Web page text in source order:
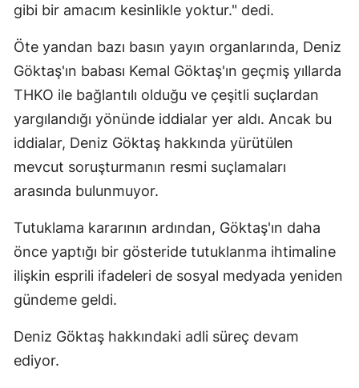
gibi bir amacım kesinlikle yoktur." dedi.
Öte yandan bazı basın yayın organlarında, Deniz
Göktaş'ın babası Kemal Göktaş'ın geçmiş yıllarda
THKO ile bağlantılı olduğu ve çeşitli suçlardan
yargılandığı yönünde iddialar yer aldı. Ancak bu
iddialar, Deniz Göktaş hakkında yürütülen
mevcut soruşturmanın resmi suçlamaları
arasında bulunmuyor.
Tutuklama kararının ardından, Göktaş'ın daha
önce yaptığı bir gösteride tutuklanma ihtimaline
ilişkin esprili ifadeleri de sosyal medyada yeniden
gündeme geldi.
Deniz Göktaş hakkındaki adli süreç devam
ediyor.